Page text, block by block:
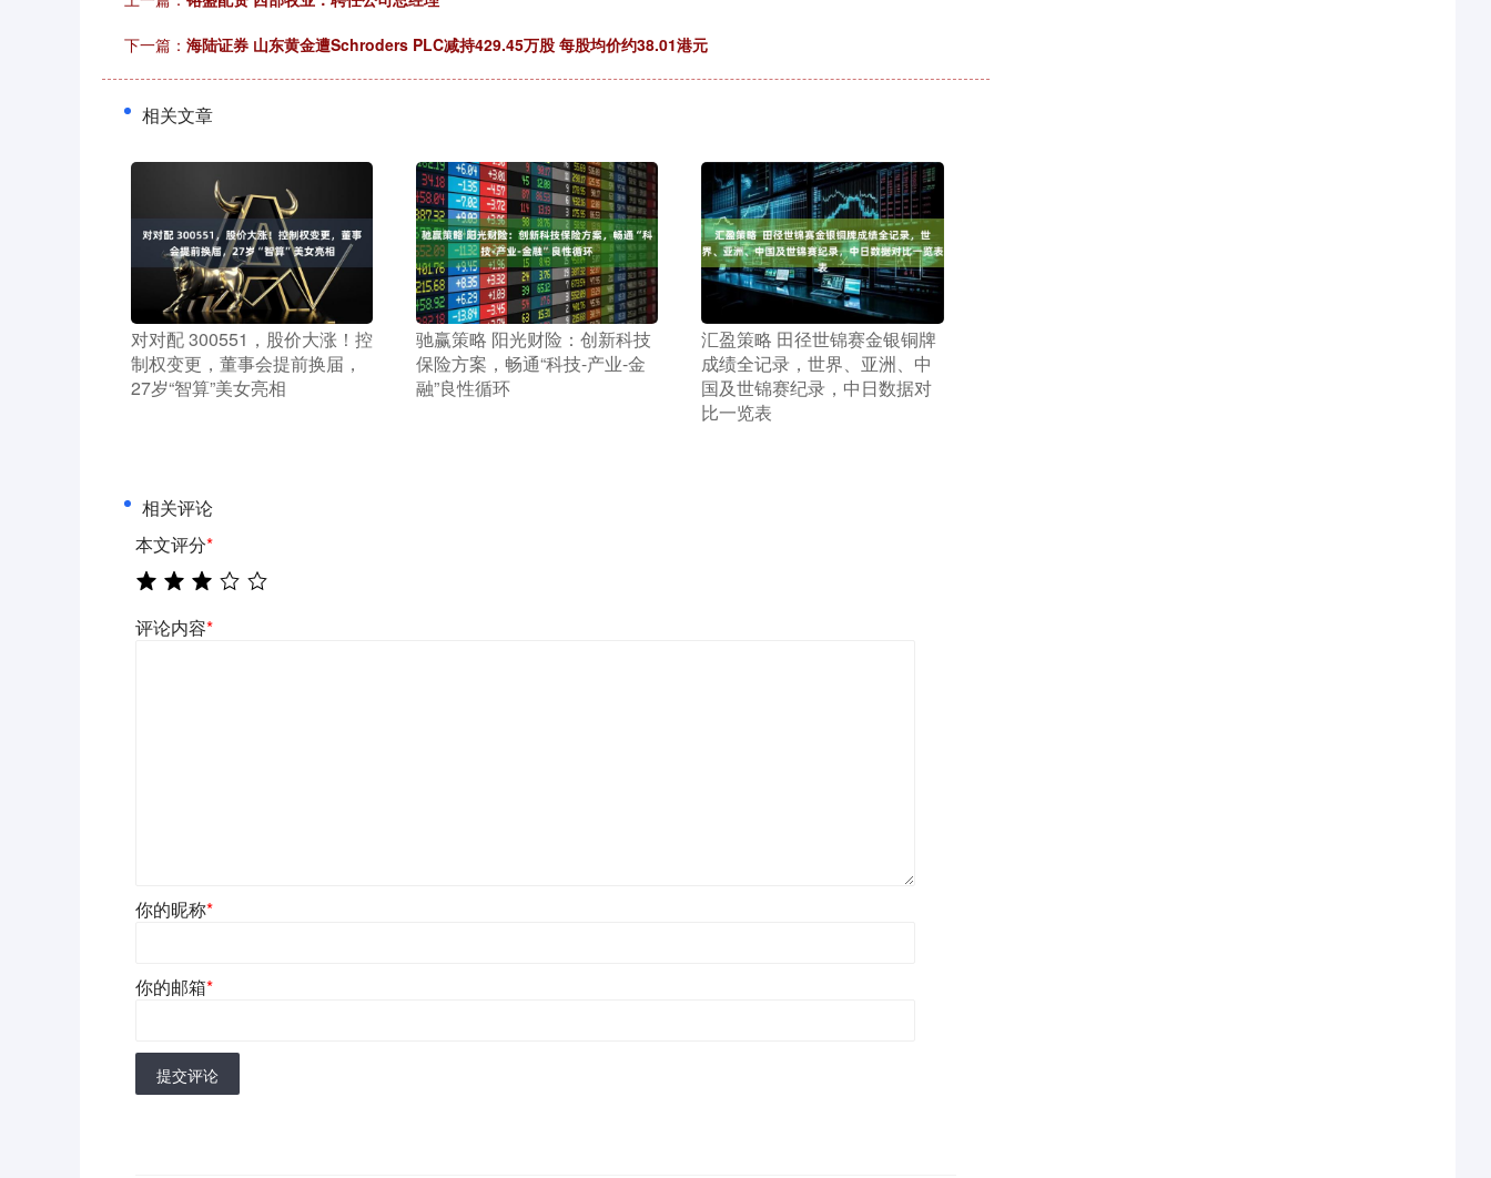
下一篇： 海陆证券 山东黄金遭Schroders PLC减持429.45万股 每股均价约38.01港元
相关文章
​对对配 300551，股价大涨！控
制权变更，董事会提前换届，
27岁“智算”美女亮相
​驰赢策略 阳光财险：创新科技
保险方案，畅通“科技-产业-金
融”良性循环
​汇盈策略 田径世锦赛金银铜牌
成绩全记录，世界、亚洲、中
国及世锦赛纪录，中日数据对
比一览表
相关评论
本文评分*
评论内容*
你的昵称*
你的邮箱*
提交评论